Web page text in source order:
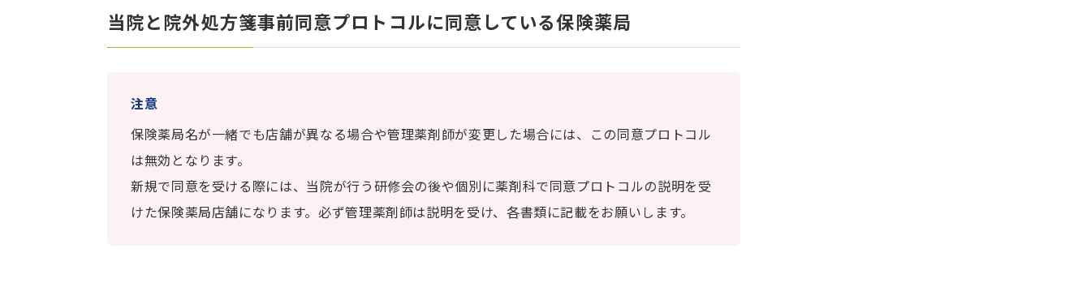
当院と院外処方箋事前同意プロトコルに同意している保険薬局
注意
保険薬局名が一緒でも店舗が異なる場合や管理薬剤師が変更した場合には、この同意プロトコル
は無効となります。
新規で同意を受ける際には、当院が行う研修会の後や個別に薬剤科で同意プロトコルの説明を受
けた保険薬局店舗になります。必ず管理薬剤師は説明を受け、各書類に記載をお願いします。